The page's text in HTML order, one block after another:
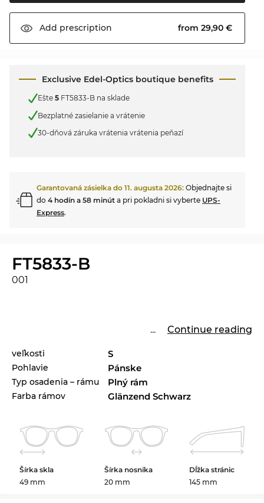
Add prescription from 29,90 €
Exclusive Edel-Optics boutique benefits
Ešte 5 FT5833-B na sklade
Bezplatné zasielanie a vrátenie
30-dňová záruka vrátenia vrátenia peňazí
Garantovaná zásielka do 11. augusta 2026: Objednajte si
do 4 hodín a 58 minút a pri pokladni si vyberte UPS-
Express.
FT5833-B
001
... Continue reading
veľkosti S
Pohlavie Pánske
Typ osadenia – rámu Plný rám
Farba rámov Glänzend Schwarz
Šírka skla
49 mm
Šírka nosníka
20 mm
Dĺžka stránic
145 mm